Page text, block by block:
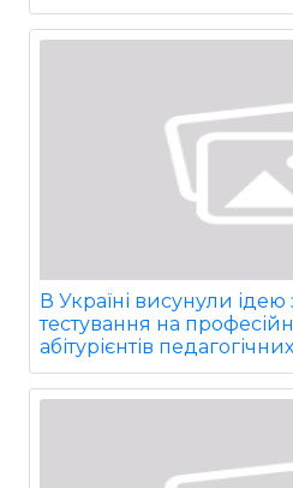
В Україні висунули
тестування на
абітурієнтів